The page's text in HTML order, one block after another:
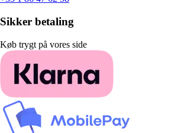
Sikker betaling
Køb trygt på vores side